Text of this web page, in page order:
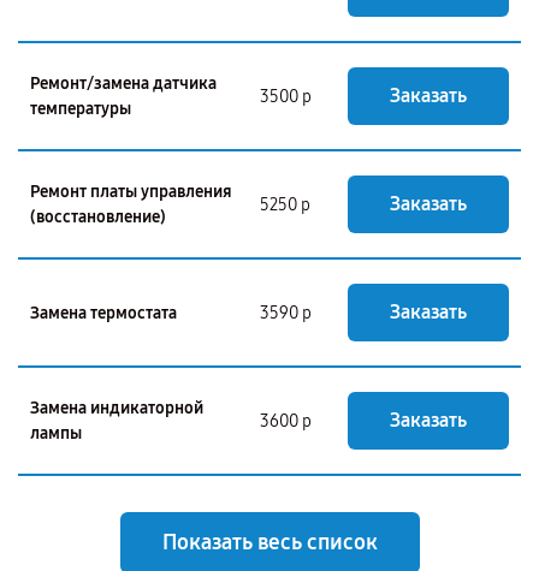
Ремонт/замена датчика
температуры
3500 р Заказать
Ремонт платы управления
(восстановление)
5250 р Заказать
Замена термостата 3590 р Заказать
Замена индикаторной
лампы
3600 р Заказать
Показать весь список